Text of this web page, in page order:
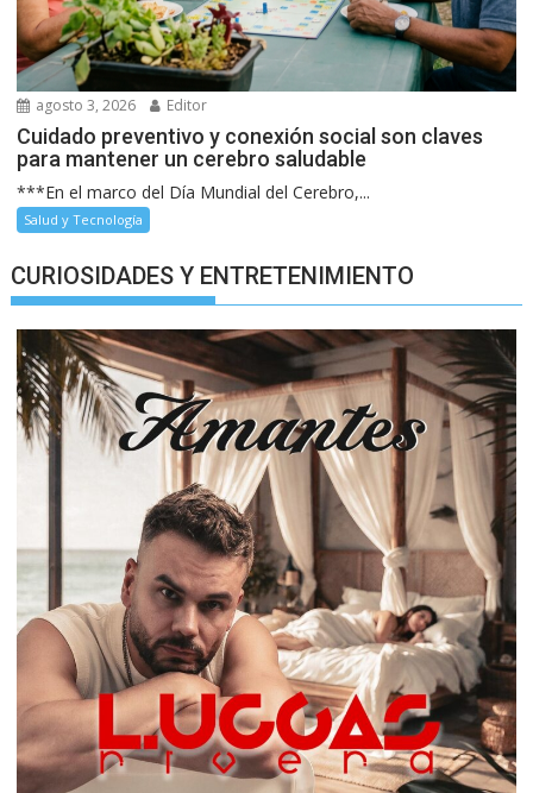
agosto 3, 2026 Editor
Cuidado preventivo y conexión social son claves
para mantener un cerebro saludable
***En el marco del Día Mundial del Cerebro,...
Salud y Tecnología
CURIOSIDADES Y ENTRETENIMIENTO